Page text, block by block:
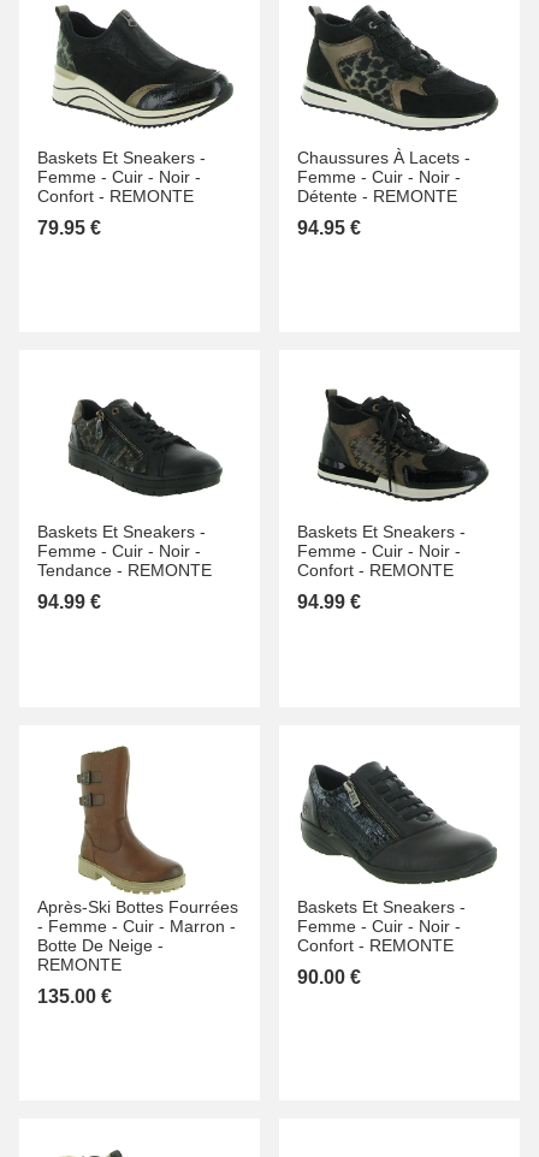
Baskets Et Sneakers -
Femme - Cuir - Noir -
Confort - REMONTE
79.95 €
Chaussures À Lacets -
Femme - Cuir - Noir -
Détente - REMONTE
94.95 €
Baskets Et Sneakers -
Femme - Cuir - Noir -
Tendance - REMONTE
94.99 €
Baskets Et Sneakers -
Femme - Cuir - Noir -
Confort - REMONTE
94.99 €
Après-Ski Bottes Fourrées
- Femme - Cuir - Marron -
Botte De Neige -
REMONTE
135.00 €
Baskets Et Sneakers -
Femme - Cuir - Noir -
Confort - REMONTE
90.00 €